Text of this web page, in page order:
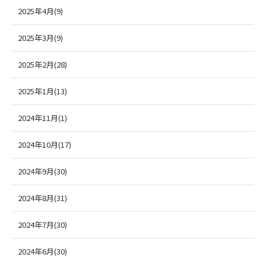
2025年4月(9)
2025年3月(9)
2025年2月(28)
2025年1月(13)
2024年11月(1)
2024年10月(17)
2024年9月(30)
2024年8月(31)
2024年7月(30)
2024年6月(30)